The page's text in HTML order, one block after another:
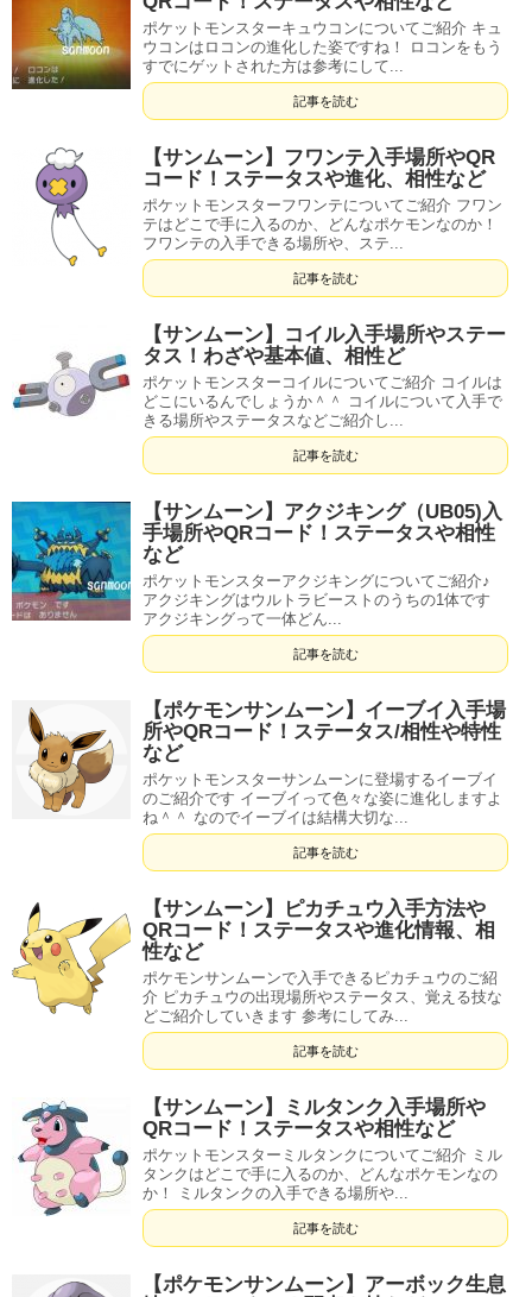
ポケットモンスターキュウコンについてご紹介 キュ
ウコンはロコンの進化した姿ですね！ ロコンをもう
すでにゲットされた方は参考にして...
記事を読む
【サンムーン】フワンテ入手場所やQR
コード！ステータスや進化、相性など
ポケットモンスターフワンテについてご紹介 フワン
テはどこで手に入るのか、どんなポケモンなのか！
フワンテの入手できる場所や、ステ...
記事を読む
【サンムーン】コイル入手場所やステー
タス！わざや基本値、相性ど
ポケットモンスターコイルについてご紹介 コイルは
どこにいるんでしょうか＾＾ コイルについて入手で
きる場所やステータスなどご紹介し...
記事を読む
【サンムーン】アクジキング（UB05)入
手場所やQRコード！ステータスや相性
など
ポケットモンスターアクジキングについてご紹介♪
アクジキングはウルトラビーストのうちの1体です
アクジキングって一体どん...
記事を読む
【ポケモンサンムーン】イーブイ入手場
所やQRコード！ステータス/相性や特性
など
ポケットモンスターサンムーンに登場するイーブイ
のご紹介です イーブイって色々な姿に進化しますよ
ね＾＾ なのでイーブイは結構大切な...
記事を読む
【サンムーン】ピカチュウ入手方法や
QRコード！ステータスや進化情報、相
性など
ポケモンサンムーンで入手できるピカチュウのご紹
介 ピカチュウの出現場所やステータス、覚える技な
どご紹介していきます 参考にしてみ...
記事を読む
【サンムーン】ミルタンク入手場所や
QRコード！ステータスや相性など
ポケットモンスターミルタンクについてご紹介 ミル
タンクはどこで手に入るのか、どんなポケモンなの
か！ ミルタンクの入手できる場所や...
記事を読む
【ポケモンサンムーン】アーボック生息